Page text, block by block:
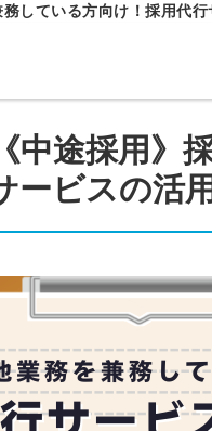
している方向け！採用代
中途採用》
ービスの活